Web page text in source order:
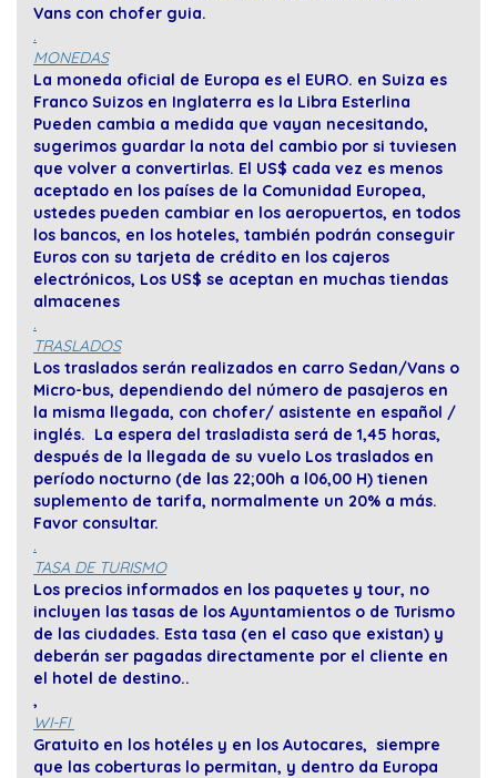
Vans con chofer guia.
.
MONEDAS
La moneda oficial de Europa es el EURO. en Suiza es
Franco Suizos en Inglaterra es la Libra Esterlina
Pueden cambia a medida que vayan necesitando,
sugerimos guardar la nota del cambio por si tuviesen
que volver a convertirlas. El US$ cada vez es menos
aceptado en los países de la Comunidad Europea,
ustedes pueden cambiar en los aeropuertos, en todos
los bancos, en los hoteles, también podrán conseguir
Euros con su tarjeta de crédito en los cajeros
electrónicos, Los US$ se aceptan en muchas tiendas
almacenes
.
TRASLADOS
Los traslados serán realizados en carro Sedan/Vans o
Micro-bus, dependiendo del número de pasajeros en
la misma llegada, con chofer/ asistente en español /
inglés. La espera del trasladista será de 1,45 horas,
después de la llegada de su vuelo Los traslados en
período nocturno (de las 22;00h a l06,00 H) tienen
suplemento de tarifa, normalmente un 20% a más.
Favor consultar.
.
TASA DE TURISMO
Los precios informados en los paquetes y tour, no
incluyen las tasas de los Ayuntamientos o de Turismo
de las ciudades. Esta tasa (en el caso que existan) y
deberán ser pagadas directamente por el cliente en
el hotel de destino..
,
WI-FI
Gratuito en los hotéles y en los Autocares, siempre
que las coberturas lo permitan, y dentro da Europa